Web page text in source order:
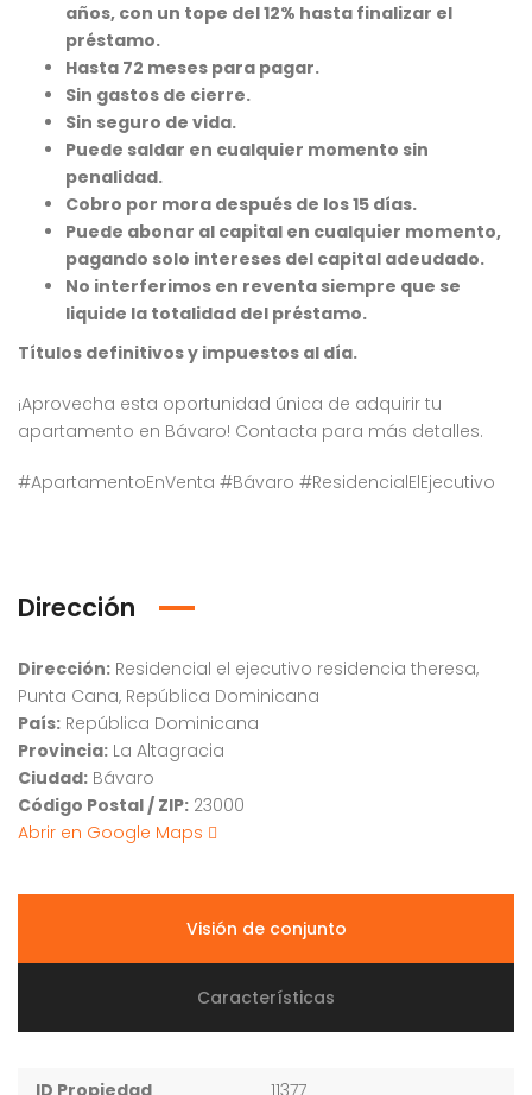
años, con un tope del 12% hasta finalizar el
préstamo.
Hasta 72 meses para pagar.
Sin gastos de cierre.
Sin seguro de vida.
Puede saldar en cualquier momento sin
penalidad.
Cobro por mora después de los 15 días.
Puede abonar al capital en cualquier momento,
pagando solo intereses del capital adeudado.
No interferimos en reventa siempre que se
liquide la totalidad del préstamo.
Títulos definitivos y impuestos al día.
¡Aprovecha esta oportunidad única de adquirir tu
apartamento en Bávaro! Contacta para más detalles.
#ApartamentoEnVenta #Bávaro #ResidencialElEjecutivo
Dirección
Dirección: Residencial el ejecutivo residencia theresa,
Punta Cana, República Dominicana
País: República Dominicana
Provincia: La Altagracia
Ciudad: Bávaro
Código Postal / ZIP: 23000
Abrir en Google Maps
Visión de conjunto
Características
ID Propiedad 11377